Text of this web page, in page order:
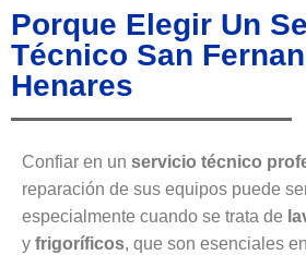
Porque Elegir Un
Técnico San
Henares
Confiar en un servicio técnico
reparación de sus equipos puede
especialmente cuando se trata de
y frigoríficos, que son esenciales